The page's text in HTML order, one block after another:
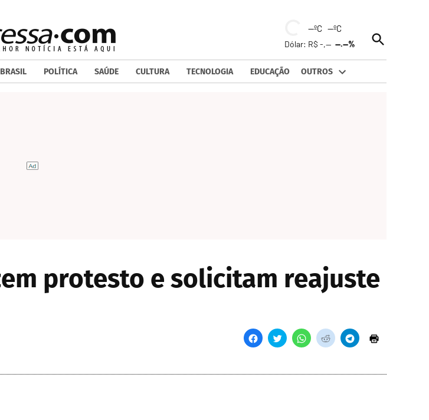
--ºC --ºC
Dólar: R$ -,----.--%
Open
Search
POLÍTICA SAÚDE CULTURA TECNOLOGIA EDUCAÇÃO OUTROS
protesto e solicitam reajuste